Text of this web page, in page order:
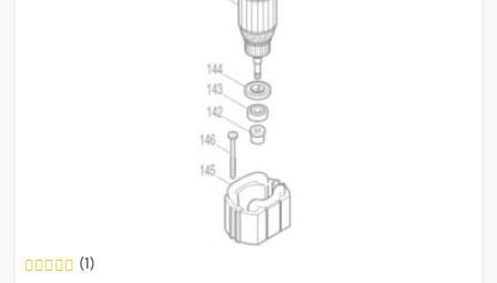
(1)